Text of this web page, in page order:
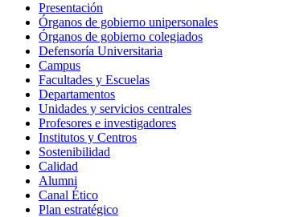
Presentación
Órganos de gobierno unipersonales
Órganos de gobierno colegiados
Defensoría Universitaria
Campus
Facultades y Escuelas
Departamentos
Unidades y servicios centrales
Profesores e investigadores
Institutos y Centros
Sostenibilidad
Calidad
Alumni
Canal Ético
Plan estratégico